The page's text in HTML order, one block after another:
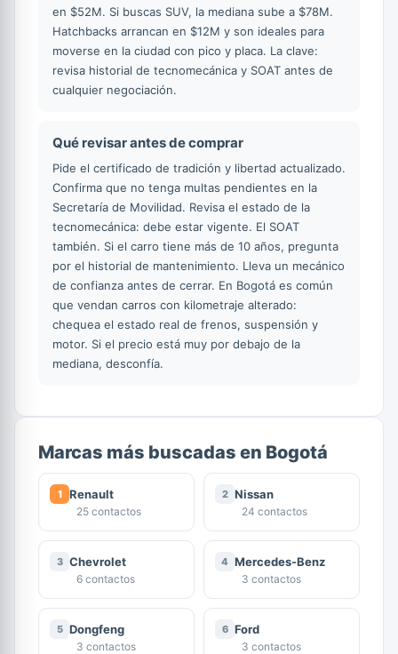
en $52M. Si buscas SUV, la mediana sube a $78M.
Hatchbacks arrancan en $12M y son ideales para
moverse en la ciudad con pico y placa. La clave:
revisa historial de tecnomecánica y SOAT antes de
cualquier negociación.
Qué revisar antes de comprar
Pide el certificado de tradición y libertad actualizado.
Confirma que no tenga multas pendientes en la
Secretaría de Movilidad. Revisa el estado de la
tecnomecánica: debe estar vigente. El SOAT
también. Si el carro tiene más de 10 años, pregunta
por el historial de mantenimiento. Lleva un mecánico
de confianza antes de cerrar. En Bogotá es común
que vendan carros con kilometraje alterado:
chequea el estado real de frenos, suspensión y
motor. Si el precio está muy por debajo de la
mediana, desconfía.
Marcas más buscadas en Bogotá
1 Renault
25 contactos
2 Nissan
24 contactos
3 Chevrolet
6 contactos
4 Mercedes-Benz
3 contactos
5 Dongfeng
3 contactos
6 Ford
3 contactos